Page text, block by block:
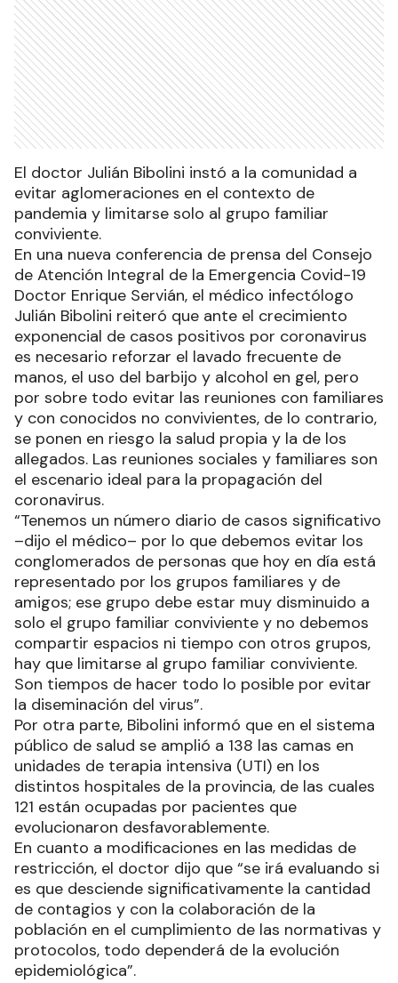
El doctor Julián Bibolini instó a la comunidad a
evitar aglomeraciones en el contexto de
pandemia y limitarse solo al grupo familiar
conviviente.
En una nueva conferencia de prensa del Consejo
de Atención Integral de la Emergencia Covid-19
Doctor Enrique Servián, el médico infectólogo
Julián Bibolini reiteró que ante el crecimiento
exponencial de casos positivos por coronavirus
es necesario reforzar el lavado frecuente de
manos, el uso del barbijo y alcohol en gel, pero
por sobre todo evitar las reuniones con familiares
y con conocidos no convivientes, de lo contrario,
se ponen en riesgo la salud propia y la de los
allegados. Las reuniones sociales y familiares son
el escenario ideal para la propagación del
coronavirus.
“Tenemos un número diario de casos significativo
–dijo el médico– por lo que debemos evitar los
conglomerados de personas que hoy en día está
representado por los grupos familiares y de
amigos; ese grupo debe estar muy disminuido a
solo el grupo familiar conviviente y no debemos
compartir espacios ni tiempo con otros grupos,
hay que limitarse al grupo familiar conviviente.
Son tiempos de hacer todo lo posible por evitar
la diseminación del virus”.
Por otra parte, Bibolini informó que en el sistema
público de salud se amplió a 138 las camas en
unidades de terapia intensiva (UTI) en los
distintos hospitales de la provincia, de las cuales
121 están ocupadas por pacientes que
evolucionaron desfavorablemente.
En cuanto a modificaciones en las medidas de
restricción, el doctor dijo que “se irá evaluando si
es que desciende significativamente la cantidad
de contagios y con la colaboración de la
población en el cumplimiento de las normativas y
protocolos, todo dependerá de la evolución
epidemiológica”.